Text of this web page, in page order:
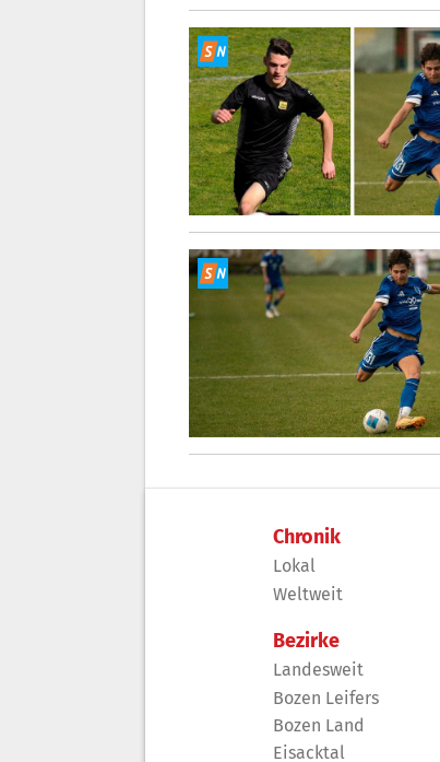
Chronik
Lokal
Weltweit
Bezirke
Landesweit
Bozen Leifers
Bozen Land
Eisacktal